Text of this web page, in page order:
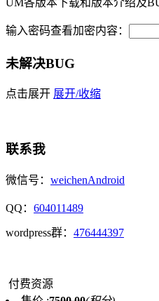
UM各版本下载和版本介绍及
输入密码查看加密内容：
未解决BUG
点击展开 展开/收缩
联系我
微信号： weichenAndroid
QQ： 604011489
wordpress群： 476444397
付费资源